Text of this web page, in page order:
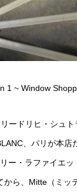
1 ~ Window
ードリヒ・シュト
、パリが本店
ー・ラファイエ
から、Mitte（ミッ